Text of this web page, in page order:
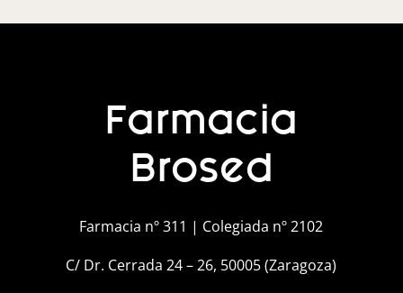
Farmacia
Brosed
Farmacia nº 311 | Colegiada nº 2102
C/ Dr. Cerrada 24 – 26, 50005 (Zaragoza)